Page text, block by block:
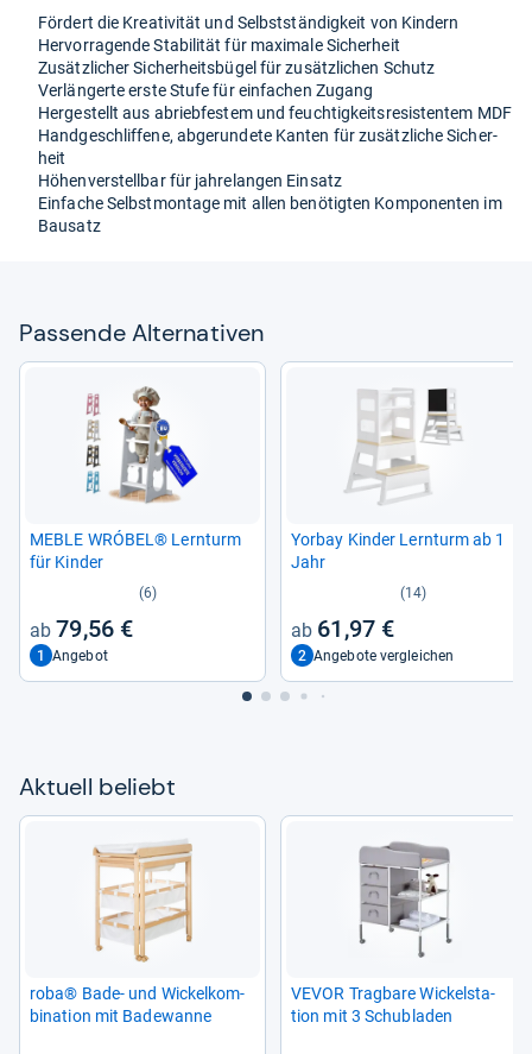
För­dert die Krea­ti­vi­tät und Selbst­stän­dig­keit von Kin­dern
Her­vor­ra­gende Sta­bi­li­tät für maxi­male Sicher­heit
Zusätz­li­cher Sicher­heits­bü­gel für zusätz­li­chen Schutz
Ver­län­gerte erste Stufe für ein­fa­chen Zugang
Her­ge­stellt aus abrieb­fes­tem und feuch­tig­keits­re­sis­ten­tem MDF
Hand­ge­schlif­fene, abge­run­dete Kan­ten für zusätz­li­che Sicher­
heit
Höhen­ver­stell­bar für jah­re­lan­gen Ein­satz
Ein­fa­che Selbst­mon­tage mit allen benö­tig­ten Kom­po­nen­ten im
Bau­satz
Pas­sende Alter­na­ti­ven
MEBLE WRÓ­BEL® Lern­turm
für Kin­der
(6)
79,56 €
1 Angebot
Yor­bay Kin­der Lern­turm ab 1
Jahr
(14)
61,97 €
2 Angebote vergleichen
Aktu­ell beliebt
roba® Bade-​ und Wickel­kom­
bi­na­tion mit Bade­wanne
VEVOR Trag­bare Wickel­sta­
tion mit 3 Schub­la­den